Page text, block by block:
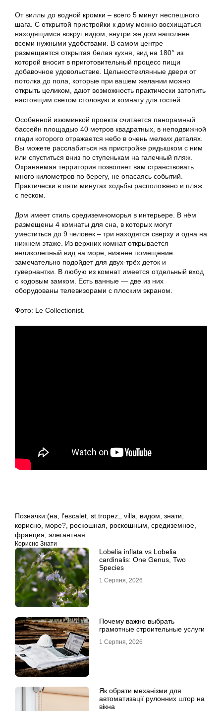
От виллы до водной кромки – всего 5 минут неспешного
шага. С открытой пристройки к дому можно восхищаться
находящимся вокруг видом, внутри же дом наполнен
всеми нужными удобствами. В самом центре
размещается открытая белая кухня, вид на 180° из
которой вносит в приготовительный процесс пищи
добавочное удовольствие. Цельностеклянные двери от
потолка до пола, которые при вашем желании можно
открыть целиком, дают возможность практически затопить
настоящим светом столовую и комнату для гостей.
Особенной изюминкой проекта считается панорамный
бассейн площадью 40 метров квадратных, в неподвижной
глади которого отражается небо в очень мелких деталях.
Вы можете расслабиться на пристройке рядышком с ним
или спуститься вниз по ступенькам на галечный пляж.
Охраняемая территория позволяет вам странствовать
много километров по берегу, не опасаясь событий.
Практически в пяти минутах ходьбы расположено и пляж
с песком.
Дом имеет стиль средиземноморья в интерьере. В нём
размещены 4 комнаты для сна, в которых могут
уместиться до 9 человек – три находятся сверху и одна на
нижнем этаже. Из верхних комнатоткрывается
великолепный вид на море, нижнее помещение
замечательно подойдет для двух-трёх деток и
гувернантки. В любую из комнат имеется отдельный вход
с кодовым замком. Есть ванные — две из них
оборудованы телевизорами с плоским экраном.
Фото: Le Collectionist.
Позначки:(на, l’escalet, st.tropez,, villa, видом, знати,
корисно, море?, роскошная, роскошным, средиземное,
франция, элегантная
Корисно Знати
Lobelia inflata vs Lobelia
cardinalis: One Genus, Two
Species
1 Серпня, 2026
Почему важно выбрать
грамотные строительные услуги
1 Серпня, 2026
Як обрати механізми для
автоматизації рулонних штор на
вікна